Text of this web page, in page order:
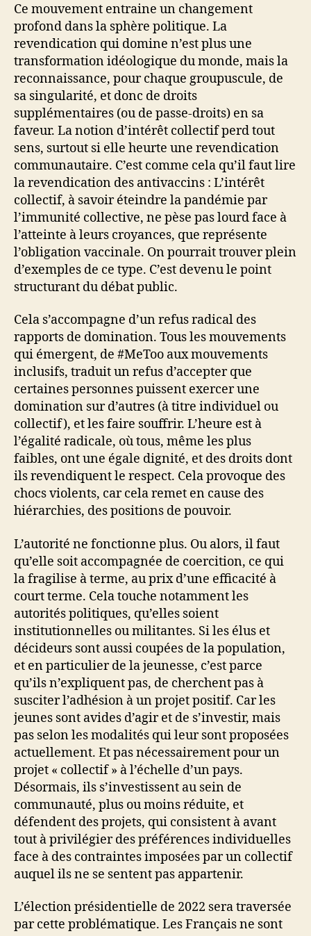
Ce mouvement entraine un changement
profond dans la sphère politique. La
revendication qui domine n’est plus une
transformation idéologique du monde, mais la
reconnaissance, pour chaque groupuscule, de
sa singularité, et donc de droits
supplémentaires (ou de passe-droits) en sa
faveur. La notion d’intérêt collectif perd tout
sens, surtout si elle heurte une revendication
communautaire. C’est comme cela qu’il faut lire
la revendication des antivaccins : L’intérêt
collectif, à savoir éteindre la pandémie par
l’immunité collective, ne pèse pas lourd face à
l’atteinte à leurs croyances, que représente
l’obligation vaccinale. On pourrait trouver plein
d’exemples de ce type. C’est devenu le point
structurant du débat public.
Cela s’accompagne d’un refus radical des
rapports de domination. Tous les mouvements
qui émergent, de #MeToo aux mouvements
inclusifs, traduit un refus d’accepter que
certaines personnes puissent exercer une
domination sur d’autres (à titre individuel ou
collectif), et les faire souffrir. L’heure est à
l’égalité radicale, où tous, même les plus
faibles, ont une égale dignité, et des droits dont
ils revendiquent le respect. Cela provoque des
chocs violents, car cela remet en cause des
hiérarchies, des positions de pouvoir.
L’autorité ne fonctionne plus. Ou alors, il faut
qu’elle soit accompagnée de coercition, ce qui
la fragilise à terme, au prix d’une efficacité à
court terme. Cela touche notamment les
autorités politiques, qu’elles soient
institutionnelles ou militantes. Si les élus et
décideurs sont aussi coupées de la population,
et en particulier de la jeunesse, c’est parce
qu’ils n’expliquent pas, de cherchent pas à
susciter l’adhésion à un projet positif. Car les
jeunes sont avides d’agir et de s’investir, mais
pas selon les modalités qui leur sont proposées
actuellement. Et pas nécessairement pour un
projet « collectif » à l’échelle d’un pays.
Désormais, ils s’investissent au sein de
communauté, plus ou moins réduite, et
défendent des projets, qui consistent à avant
tout à privilégier des préférences individuelles
face à des contraintes imposées par un collectif
auquel ils ne se sentent pas appartenir.
L’élection présidentielle de 2022 sera traversée
par cette problématique. Les Français ne sont